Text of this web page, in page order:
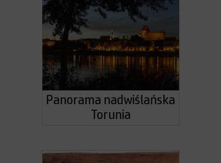
Panorama nadwiślańska
Torunia